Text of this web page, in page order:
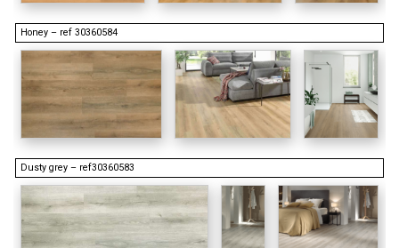
Honey – ref 30360584
Dusty grey – ref30360583